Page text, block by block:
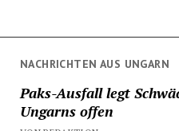
NACHRICHTEN AUS UNGARN
Paks-Ausfall legt
Ungarns offen